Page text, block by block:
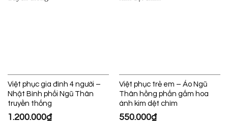
Việt phục gia đình 4 người –
Nhật Bình phối Ngũ Thân
truyền thống
1.200.000₫
Việt phục trẻ em – Áo Ngũ
Thân hồng phấn gấm hoa
ánh kim dệt chìm
550.000₫